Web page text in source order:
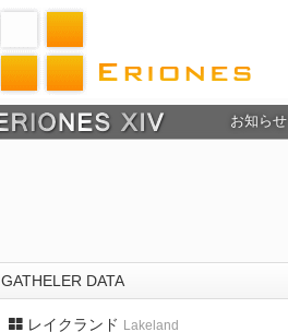
お知らせ
GATHELER DATA
レイクランド Lakeland